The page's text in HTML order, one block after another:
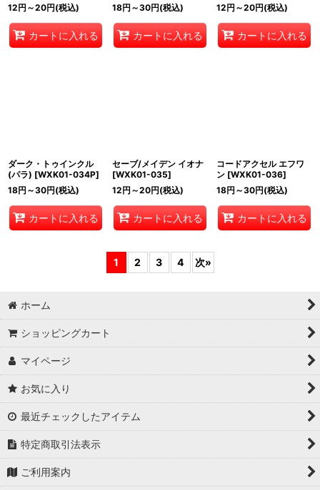
12円 ～20円(税込)
カートに入れる
18円 ～30円(税込)
カートに入れる
12円 ～20円(税込)
カートに入れる
ダーク・トゥインクル
(パラ) [WXK01-034P]
18円 ～30円(税込)
カートに入れる
セーブ/メイデン イオナ
[WXK01-035]
12円 ～20円(税込)
カートに入れる
コードアクセル エフワ
ン [WXK01-036]
18円 ～30円(税込)
カートに入れる
1 2 3 4 次»
ホーム
ショッピングカート
マイページ
お気に入り
最近チェックしたアイテム
特定商取引法表示
ご利用案内